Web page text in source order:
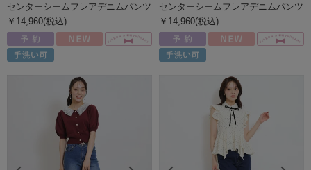
センターシームフレアデニムパンツ
￥14,960(税込)
センターシームフレアデニムパンツ
￥14,960(税込)